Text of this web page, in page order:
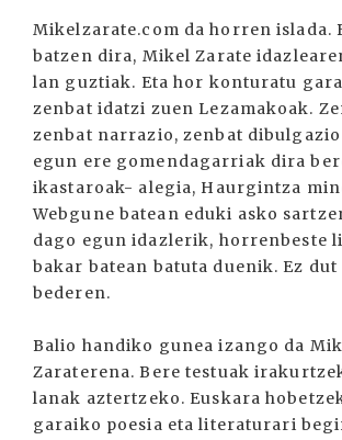
Mikelzarate.com da horren islada.
batzen dira, Mikel Zarate
lan guztiak. Eta hor konturatu
zenbat idatzi zuen Lezamakoak.
zenbat narrazio, zenbat
egun ere gomendagarriak dira
ikastaroak- alegia, Haurgintza
Webgune batean eduki asko
dago egun idazlerik, horrenbeste
bakar batean batuta duenik. Ez
bederen.
Balio handiko gunea izango da
Zaraterena. Bere testuak
lanak aztertzeko. Euskara
garaiko poesia eta literaturari